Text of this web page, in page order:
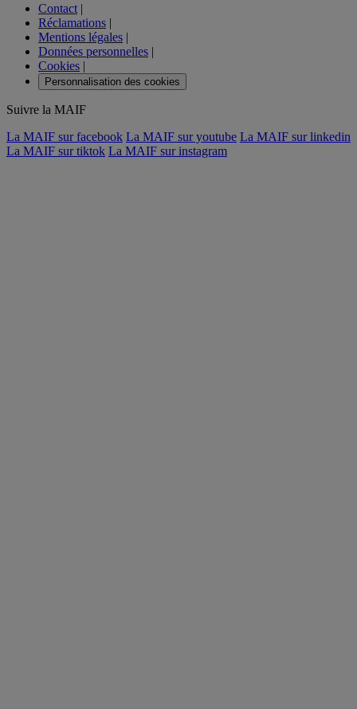
Contact |
Réclamations |
Mentions légales |
Données personnelles |
Cookies |
Personnalisation des cookies
Suivre la MAIF
La MAIF sur facebook La MAIF sur youtube La MAIF sur linkedin
La MAIF sur tiktok La MAIF sur instagram